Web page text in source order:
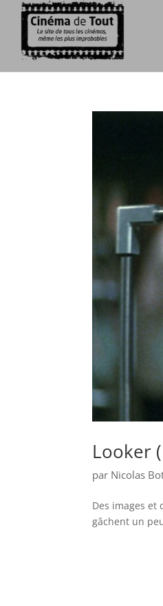
Looker
par Nicolas
Des images et
gâchent un